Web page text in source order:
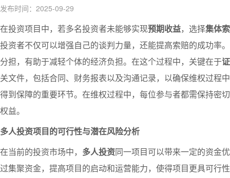
发布时间：2025-09-29
在投资项目中，若多名投资者未能够实现预期收益，选择集体
投资者不仅可以增强自己的谈判力量，还能提高索赔的成功率
分担，有助于减轻个体的经济负担。在这个过程中，关键在于
关文件，包括合同、财务报表以及沟通记录，以确保维权过程
得到保障的重要环节。在维权过程中，每位参与者都需保持密
权益。
多人投资项目的可行性与潜在风险分析
在当前的投资市场中， 多人投资同一项目可以带来一定的资金
过集聚资金，提高项目的启动和运营能力，使得项目更具可行